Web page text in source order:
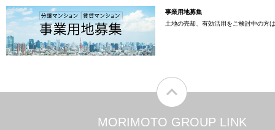
事業用地募集
土地の売却、有効活用をご検討中の方
MORIMOTO GROUP LINK